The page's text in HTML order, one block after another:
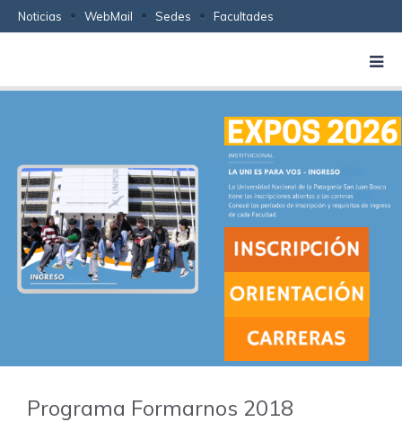
Noticias WebMail Sedes Facultades
Programa Formarnos 2018